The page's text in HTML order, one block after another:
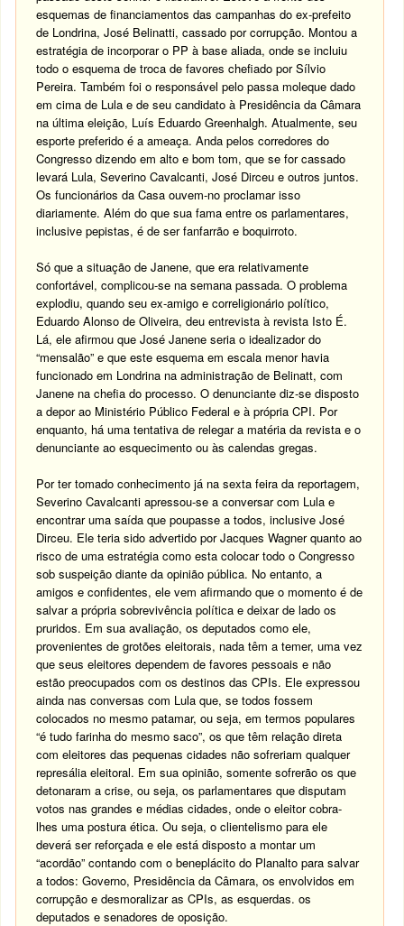
esquemas de financiamentos das campanhas do ex-prefeito
de Londrina, José Belinatti, cassado por corrupção. Montou a
estratégia de incorporar o PP à base aliada, onde se incluiu
todo o esquema de troca de favores chefiado por Sílvio
Pereira. Também foi o responsável pelo passa moleque dado
em cima de Lula e de seu candidato à Presidência da Câmara
na última eleição, Luís Eduardo Greenhalgh. Atualmente, seu
esporte preferido é a ameaça. Anda pelos corredores do
Congresso dizendo em alto e bom tom, que se for cassado
levará Lula, Severino Cavalcanti, José Dirceu e outros juntos.
Os funcionários da Casa ouvem-no proclamar isso
diariamente. Além do que sua fama entre os parlamentares,
inclusive pepistas, é de ser fanfarrão e boquirroto.
Só que a situação de Janene, que era relativamente
confortável, complicou-se na semana passada. O problema
explodiu, quando seu ex-amigo e correligionário político,
Eduardo Alonso de Oliveira, deu entrevista à revista Isto É.
Lá, ele afirmou que José Janene seria o idealizador do
“mensalão” e que este esquema em escala menor havia
funcionado em Londrina na administração de Belinatt, com
Janene na chefia do processo. O denunciante diz-se disposto
a depor ao Ministério Público Federal e à própria CPI. Por
enquanto, há uma tentativa de relegar a matéria da revista e o
denunciante ao esquecimento ou às calendas gregas.
Por ter tomado conhecimento já na sexta feira da reportagem,
Severino Cavalcanti apressou-se a conversar com Lula e
encontrar uma saída que poupasse a todos, inclusive José
Dirceu. Ele teria sido advertido por Jacques Wagner quanto ao
risco de uma estratégia como esta colocar todo o Congresso
sob suspeição diante da opinião pública. No entanto, a
amigos e confidentes, ele vem afirmando que o momento é de
salvar a própria sobrevivência política e deixar de lado os
pruridos. Em sua avaliação, os deputados como ele,
provenientes de grotões eleitorais, nada têm a temer, uma vez
que seus eleitores dependem de favores pessoais e não
estão preocupados com os destinos das CPIs. Ele expressou
ainda nas conversas com Lula que, se todos fossem
colocados no mesmo patamar, ou seja, em termos populares
“é tudo farinha do mesmo saco”, os que têm relação direta
com eleitores das pequenas cidades não sofreriam qualquer
represália eleitoral. Em sua opinião, somente sofrerão os que
detonaram a crise, ou seja, os parlamentares que disputam
votos nas grandes e médias cidades, onde o eleitor cobra-
lhes uma postura ética. Ou seja, o clientelismo para ele
deverá ser reforçada e ele está disposto a montar um
“acordão” contando com o beneplácito do Planalto para salvar
a todos: Governo, Presidência da Câmara, os envolvidos em
corrupção e desmoralizar as CPIs, as esquerdas. os
deputados e senadores de oposição.